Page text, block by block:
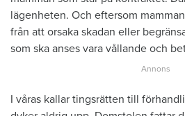
lägenheten. Och eftersom
från att orsaka skadan eller
som ska anses vara vållande och
I våras kallar tingsrätten till